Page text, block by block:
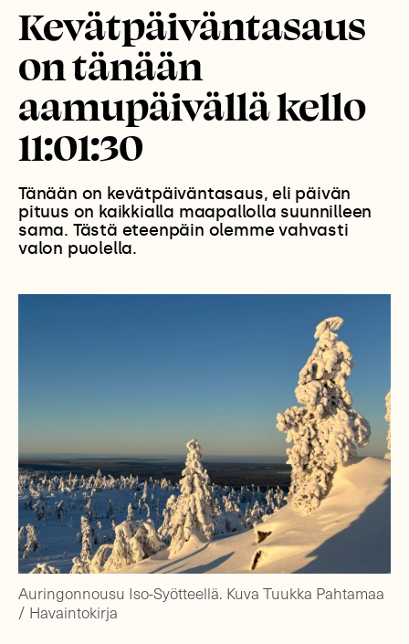
Kevätpäiväntasaus
on tänään
aamupäivällä kello
11:01:30
Tänään on kevätpäiväntasaus, eli päivän
pituus on kaikkialla maapallolla suunnilleen
sama. Tästä eteenpäin olemme vahvasti
valon puolella.
Auringonnousu Iso-Syötteellä. Kuva Tuukka Pahtamaa
/ Havaintokirja